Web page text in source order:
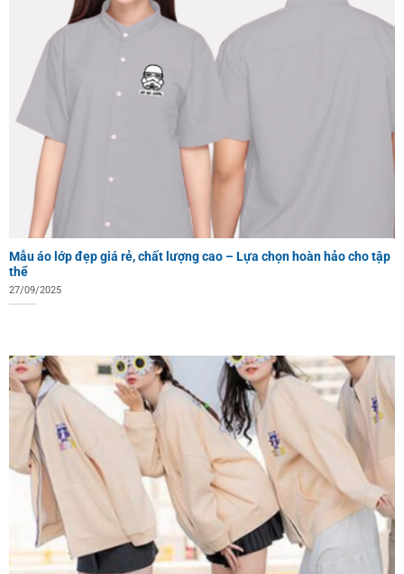
Mẫu áo lớp đẹp giá rẻ, chất lượng cao – Lựa chọn hoàn hảo cho tập
thể
27/09/2025